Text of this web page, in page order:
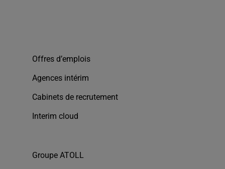
Offres d’emplois
Agences intérim
Cabinets de recrutement
Interim cloud
Groupe ATOLL